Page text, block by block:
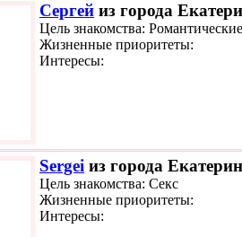
Сергей из города
Цель знакомства:
Жизненные приоритеты:
Интересы:
Sergei из города
Цель знакомства: Секс
Жизненные приоритеты:
Интересы: